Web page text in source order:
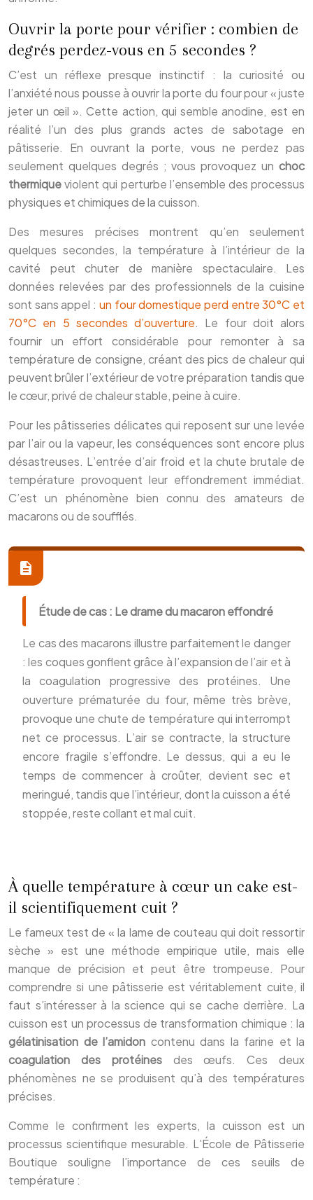
Ouvrir la porte pour vérifier : combien de
degrés perdez-vous en 5 secondes ?
C’est un réflexe presque instinctif : la curiosité ou
l’anxiété nous pousse à ouvrir la porte du four pour « juste
jeter un œil ». Cette action, qui semble anodine, est en
réalité l’un des plus grands actes de sabotage en
pâtisserie. En ouvrant la porte, vous ne perdez pas
seulement quelques degrés ; vous provoquez un choc
thermiqueviolent qui perturbe l’ensemble des processus
physiques et chimiques de la cuisson.
Des mesures précises montrent qu’en seulement
quelques secondes, la température à l’intérieur de la
cavité peut chuter de manière spectaculaire. Les
données relevées par des professionnels de la cuisine
sont sans appel : un four domestique perd entre 30°C et
70°C en 5 secondes d’ouverture. Le four doit alors
fournir un effort considérable pour remonter à sa
température de consigne, créant des pics de chaleur qui
peuvent brûler l’extérieur de votre préparation tandis que
le cœur, privé de chaleur stable, peine à cuire.
Pour les pâtisseries délicates qui reposent sur une levée
par l’air ou la vapeur, les conséquences sont encore plus
désastreuses. L’entrée d’air froid et la chute brutale de
température provoquent leur effondrement immédiat.
C’est un phénomène bien connu des amateurs de
macarons ou de soufflés.
Étude de cas : Le drame du macaron effondré
Le cas des macarons illustre parfaitement le danger
: les coques gonflent grâce à l’expansion de l’air et à
la coagulation progressive des protéines. Une
ouverture prématurée du four, même très brève,
provoque une chute de température qui interrompt
net ce processus. L’air se contracte, la structure
encore fragile s’effondre. Le dessus, qui a eu le
temps de commencer à croûter, devient sec et
meringué, tandis que l’intérieur, dont la cuisson a été
stoppée, reste collant et mal cuit.
À quelle température à cœur un cake est-
il scientifiquement cuit ?
Le fameux test de « la lame de couteau qui doit ressortir
sèche » est une méthode empirique utile, mais elle
manque de précision et peut être trompeuse. Pour
comprendre si une pâtisserie est véritablement cuite, il
faut s’intéresser à la science qui se cache derrière. La
cuisson est un processus de transformation chimique : la
gélatinisation de l’amidon contenu dans la farine et la
coagulation des protéinesdes œufs. Ces deux
phénomènes ne se produisent qu’à des températures
précises.
Comme le confirment les experts, la cuisson est un
processus scientifique mesurable. L’École de Pâtisserie
Boutique souligne l’importance de ces seuils de
température :